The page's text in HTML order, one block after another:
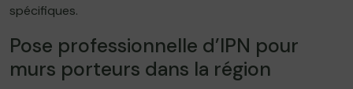
spécifiques.
Pose professionnelle d’IPN pour
murs porteurs dans la région